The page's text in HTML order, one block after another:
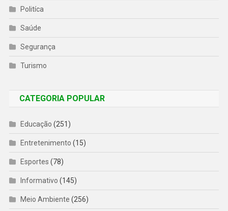
Politíca
Saúde
Segurança
Turismo
CATEGORIA POPULAR
Educação (251)
Entretenimento (15)
Esportes (78)
Informativo (145)
Meio Ambiente (256)